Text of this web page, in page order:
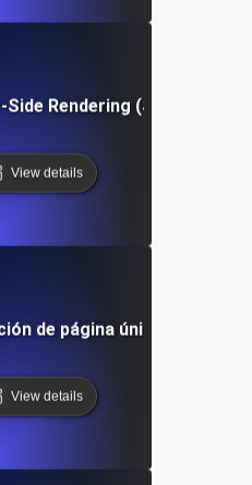
Side Rendering (SSR)?
View details
de página única (SPA)?
View details